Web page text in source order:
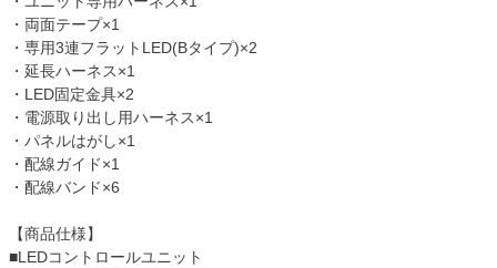
・両面テープ×1
・専用3連フラットLED(Bタイプ)×2
・延長ハーネス×1
・LED固定金具×2
・電源取り出し用ハーネス×1
・パネルはがし×1
・配線ガイド×1
・配線バンド×6
【商品仕様】
■LEDコントロールユニット